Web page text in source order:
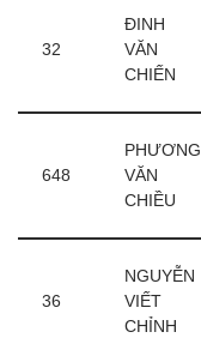
32
ĐINH
VĂN
CHIẾN
648
PHƯƠNG
VĂN
CHIỀU
36
NGUYỄN
VIẾT
CHỈNH